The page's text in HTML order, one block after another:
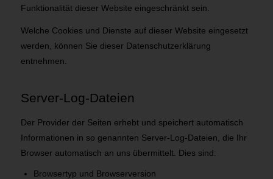
Funktionalität dieser Website eingeschränkt sein.
Welche Cookies und Dienste auf dieser Website eingesetzt
werden, können Sie dieser Datenschutzerklärung
entnehmen.
Server-Log-Dateien
Der Provider der Seiten erhebt und speichert automatisch
Informationen in so genannten Server-Log-Dateien, die Ihr
Browser automatisch an uns übermittelt. Dies sind:
Browsertyp und Browserversion